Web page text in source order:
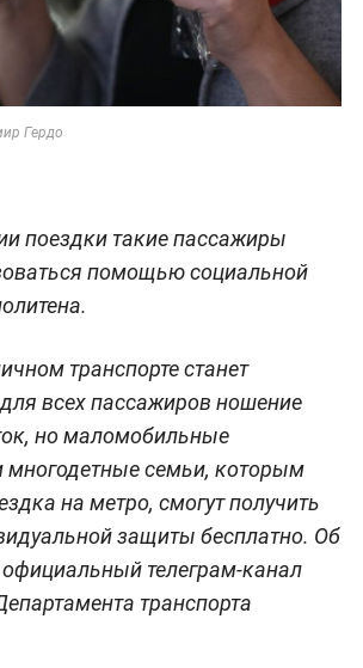
Гердо
поездки такие пассажиры
помощью социальной
транспорте станет
всех пассажиров ношение
но маломобильные
семьи, которым
на метро, смогут получить
защиты бесплатно. Об
телеграм-канал
транспорта